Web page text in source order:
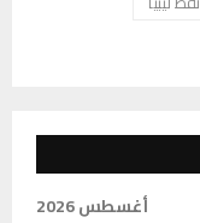
أغسطس 2026